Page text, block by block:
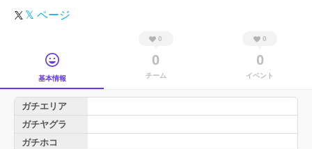
𝕏 ページ
基本情報
0
0
チーム
0
0
イベント
ガチエリア
ガチヤグラ
ガチホコ